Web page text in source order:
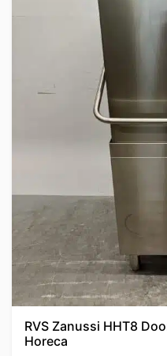
RVS Zanussi HHT8
Horeca